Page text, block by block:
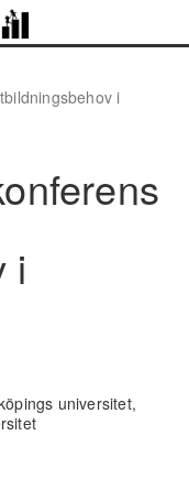
i
i
universitet,